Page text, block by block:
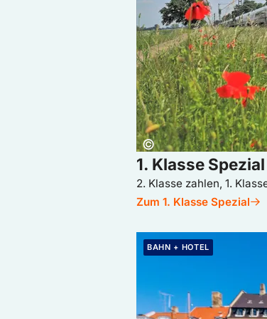
Copyright:
©
1. Klasse Spezial
2. Klasse zahlen, 1.
Zum 1. Klasse Spezial
BAHN + HOTEL
Jetzt Europa-Reiseziele